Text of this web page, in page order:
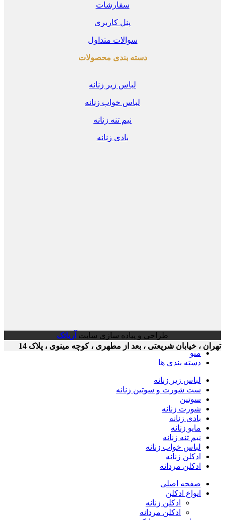
سفارشات
پنل کاربری
سوالات متداول
دسته بندی محصولات
لباس زیر زنانه
لباس خواب زنانه
نیم تنه زنانه
بادی زنانه
، خیابان شریعتی ، بعد از مطهری ، کوچه مینوی ، پلاک 14
طراحی و پیاده سازی سایتآریاتک
منو
دسته بندی ها
لباس زیر زنانه
ست شورت و سوتین زنانه
سوتین
شورت زنانه
بادی زنانه
مایو زنانه
نیم تنه زنانه
لباس خواب زنانه
ادکلن زنانه
ادکلن مردانه
صفحه اصلی
انواع ادکلن
ادکلن زنانه
ادکلن مردانه